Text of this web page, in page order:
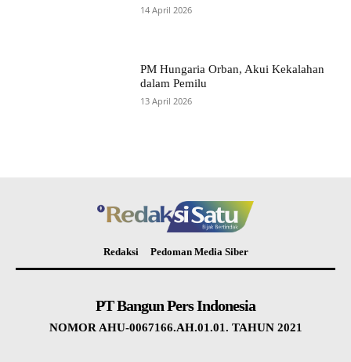
14 April 2026
PM Hungaria Orban, Akui Kekalahan
dalam Pemilu
13 April 2026
Redaksi Pedoman Media Siber
PT Bangun Pers Indonesia
NOMOR AHU-0067166.AH.01.01. TAHUN 2021